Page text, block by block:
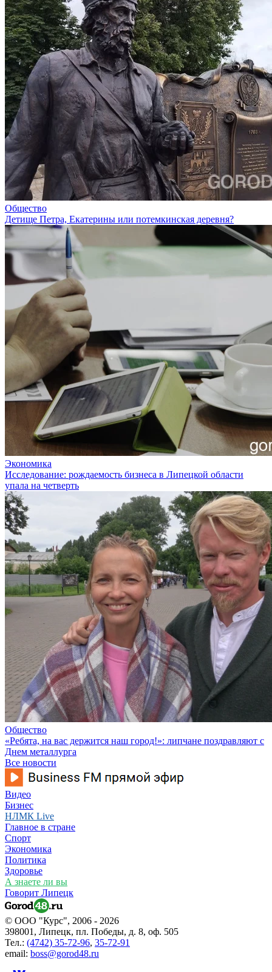
Общество
Детище Петра, Екатерины или потемкинская деревня?
Экономика
Исследование: рождаемость бизнеса в Липецкой области
упала на четверть
Общество
«Ребята, на вас держится наш город!»: липчане поздравляют с
Днем металлурга
Все новости
Видео
Бизнес
НЛМК Live
Главное в стране
Спорт
Экономика
Политика
Здоровье
А знаете ли вы
Говорит Липецк
© ООО "Курс", 2006 - 2026
398001, Липецк, пл. Победы, д. 8, оф. 505
Тел.: (4742) 35-72-96, 35-72-91
email: boss@gorod48.ru